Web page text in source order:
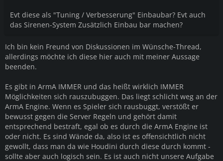
Evt diese als "Tuning / Verbesserung" Einbaubar? Evt auch
das Sirenen-System Zusätzlich Einbau bar machen?
Ich bin kein Freund von Diskussionen im Wünsche-Thread,
allerdings möchte ich diese hier auch mit meiner Aussage
beenden.
Es gibt in ArmA IMMER und das heißt wirklich IMMER
Möglichkeiten sich rauszubuggen. Das liegt schlicht weg an der
ArmA Engine. Wenn es Spieler sich rausbuggt, verstößt er
bewusst gegen die Server Regeln und gehört damit
entsprechend bestraft, egal ob es durch die ArmA Engine ist
oder nicht. Es sind Wände da, also ist es offensichtlich nicht
gewollt, dass man da wie Houdini durch diese durch kommt -
sollte aber auch logisch sein. Es ist auch nicht unsere Aufgabe